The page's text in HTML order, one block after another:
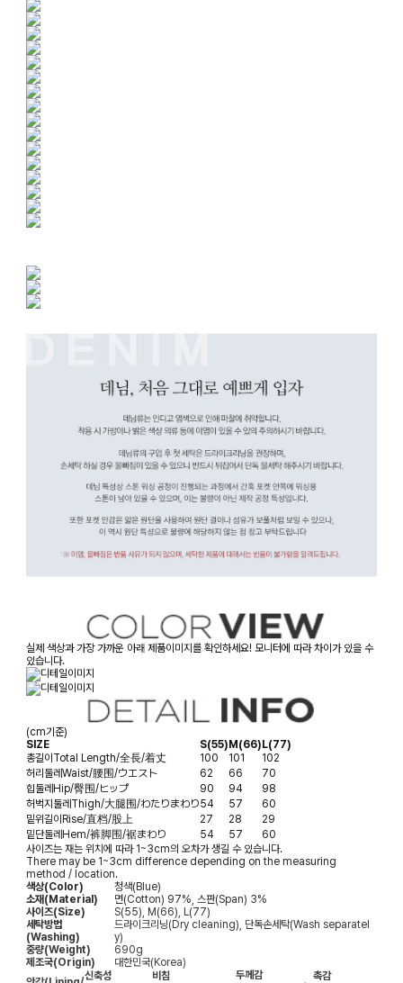
실제 색상과 가장 가까운 아래 제품이미지를 확인하세요! 모니터에 따라 차이가 있을 수
있습니다.
(cm기준)
SIZE
S(55) M(66) L(77)
총길이 Total Length/全長/着丈 100 101
102
허리둘레 Waist/腰围/ウエスト 62 66
70
힙둘레 Hip/臀围/ヒップ 90 94
98
허벅지둘레 Thigh/大腿围/わたりまわり54 57
60
밑위길이 Rise/直档/股上 27 28
29
밑단둘레 Hem/裤脚围/裾まわり 54 57
60
사이즈는 재는 위치에 따라 1~3cm의 오차가 생길 수 있습니다.
There may be 1~3cm difference depending on the measuring
method / location.
색상(Color)
청색(Blue)
소재(Material)
면(Cotton) 97%, 스판(Span) 3%
사이즈(Size)
S(55), M(66), L(77)
세탁방법
(Washing)
드라이크리닝(Dry cleaning), 단독손세탁(Wash separatel
y)
중량(Weight)
690g
제조국(Origin)
대한민국(Korea)
신축성
비침
두께감
촉감